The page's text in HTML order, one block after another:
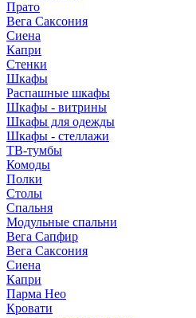
Прато
Вега Саксония
Сиена
Капри
Стенки
Шкафы
Распашные шкафы
Шкафы - витрины
Шкафы для одежды
Шкафы - стеллажи
ТВ-тумбы
Комоды
Полки
Столы
Спальня
Модульные спальни
Вега Сапфир
Вега Саксония
Сиена
Капри
Парма Нео
Кровати